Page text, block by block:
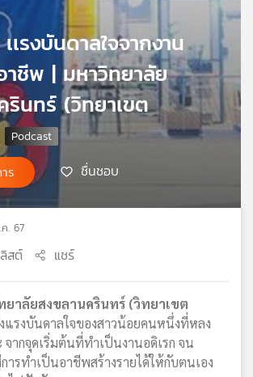
เรงบันดาลใจจากงาน
าชีพ | มหาวิทยาลัย
รินทร์ (วิทยาเขต
ร ชื่นชอบ
. 67
สต์ แชร์
าลัยสงขลานครินทร์ (วิทยาเขต
รงบันดาลใจของสาวน้อยคนหนึ่งที่หลง
ากจุดเริ่มต้นที่ทำเป็นงานอดิเรก จน
ารทำเป็นอาชีพสร้างรายได้ให้กับตนเอง